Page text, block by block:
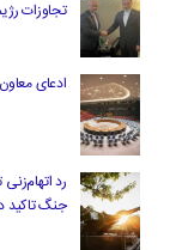
تجاوزات
ادعای
رد
جنگ تاکید